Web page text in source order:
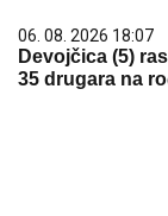
06. 08. 2026 18:07
Devojčica (5)
35 drugara na